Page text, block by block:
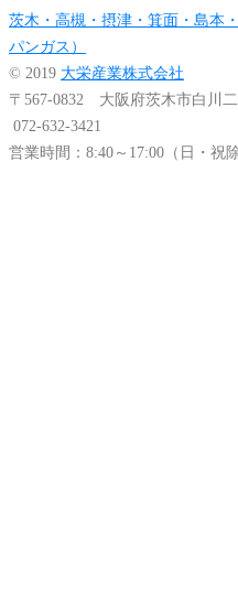
茨木・高槻・摂津・箕面・島本
パンガス）
© 2019 大栄産業株式会社
〒567-0832 大阪府茨木市白川
072-632-3421
営業時間：8:40～17:00（日・祝除